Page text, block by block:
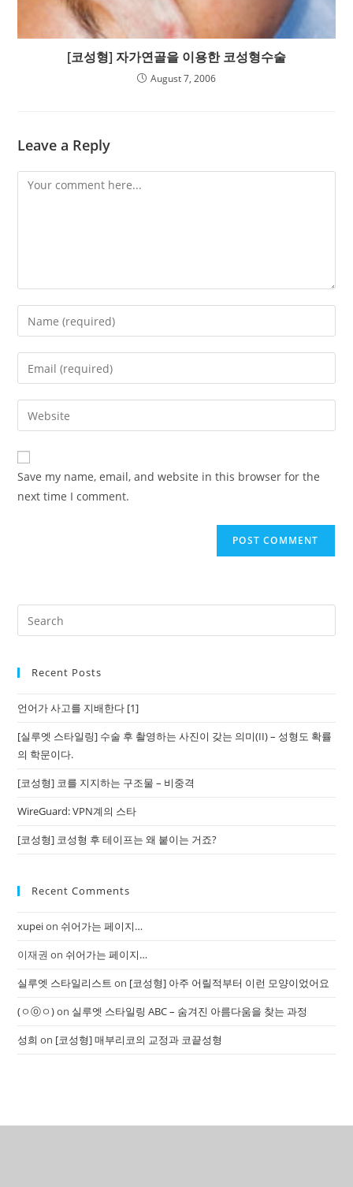
[코성형] 자가연골을 이용한 코성형수술
August 7, 2006
Leave a Reply
Comment
Enter
your
name
comment
Enter
your
email
address
comment
Enter
your
website
URL
(optional)
Save my name, email, and website in this browser for the
next time I comment.
Recent Posts
언어가 사고를 지배한다 [1]
[실루엣 스타일링] 수술 후 촬영하는 사진이 갖는 의미(II) – 성형도 확률
의 학문이다.
[코성형] 코를 지지하는 구조물 – 비중격
WireGuard: VPN계의 스타
[코성형] 코성형 후 테이프는 왜 붙이는 거죠?
Recent Comments
xupeion 쉬어가는 페이지…
이재권 on 쉬어가는 페이지…
실루엣 스타일리스트 on [코성형] 아주 어릴적부터 이런 모양이었어요
(ㅇⓞㅇ)on 실루엣 스타일링 ABC – 숨겨진 아름다움을 찾는 과정
성희 on [코성형] 매부리코의 교정과 코끝성형